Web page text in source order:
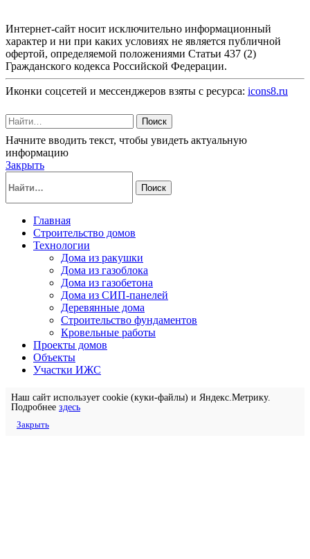
Интернет-сайт носит исключительно информационный
характер и ни при каких условиях не является публичной
офертой, определяемой положениями Статьи 437 (2)
Гражданского кодекса Российской Федерации.
Иконки соцсетей и мессенджеров взяты с ресурса: icons8.ru
Поиск
Начните вводить текст, чтобы увидеть актуальную
информацию
Закрыть
Поиск
Главная
Строительство домов
Технологии
Дома из ракушки
Дома из газоблока
Дома из газобетона
Дома из СИП-панелей
Деревянные дома
Строительство фундаментов
Кровельные работы
Проекты домов
Объекты
Участки ИЖС
Наш сайт использует cookie (куки-файлы) и Яндекс.Метрику.
Подробнее здесь
Закрыть